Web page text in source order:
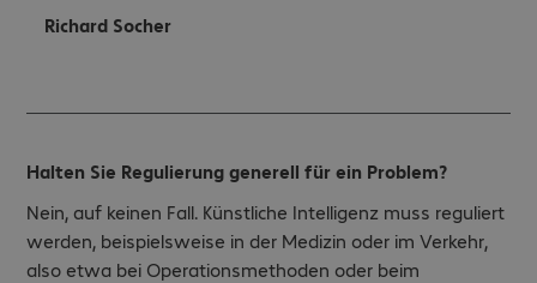
Richard Socher
Halten Sie Regulierung generell für ein Problem?
Nein, auf keinen Fall. Künstliche Intelligenz muss reguliert
werden, beispielsweise in der Medizin oder im Verkehr,
also etwa bei Operationsmethoden oder beim